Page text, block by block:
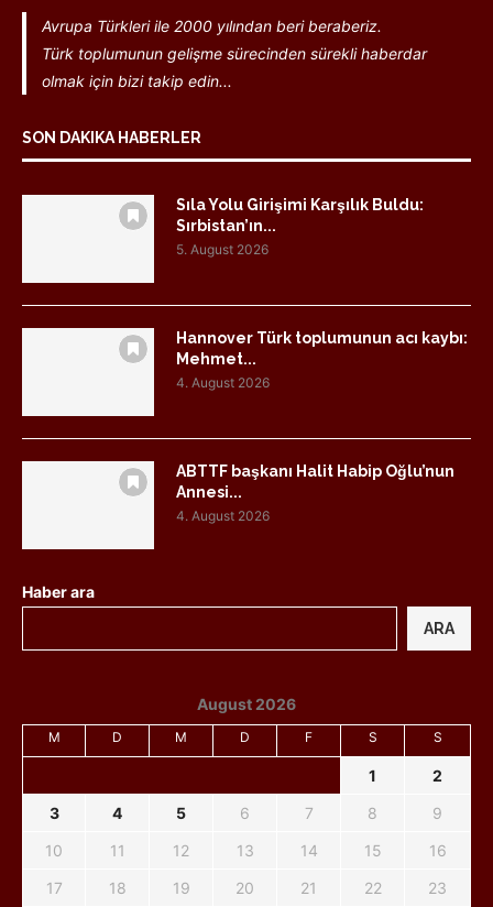
Avrupa Türkleri ile 2000 yılından beri beraberiz.
Türk toplumunun gelişme sürecinden sürekli haberdar
olmak için bizi takip edin...
SON DAKIKA HABERLER
Sıla Yolu Girişimi Karşılık Buldu:
Sırbistan’ın...
5. August 2026
Hannover Türk toplumunun acı kaybı:
Mehmet...
4. August 2026
ABTTF başkanı Halit Habip Oğlu’nun
Annesi...
4. August 2026
Haber ara
ARA
August 2026
M D M D F S S
1
2
3
4 5 6 7 8
9
10
11 12 13 14 15
16
17
18 19 20 21 22 23